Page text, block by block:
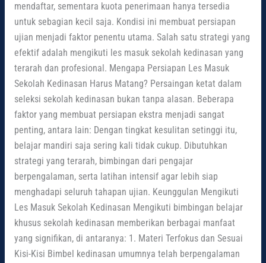
mendaftar, sementara kuota penerimaan hanya tersedia
untuk sebagian kecil saja. Kondisi ini membuat persiapan
ujian menjadi faktor penentu utama. Salah satu strategi yang
efektif adalah mengikuti les masuk sekolah kedinasan yang
terarah dan profesional. Mengapa Persiapan Les Masuk
Sekolah Kedinasan Harus Matang? Persaingan ketat dalam
seleksi sekolah kedinasan bukan tanpa alasan. Beberapa
faktor yang membuat persiapan ekstra menjadi sangat
penting, antara lain: Dengan tingkat kesulitan setinggi itu,
belajar mandiri saja sering kali tidak cukup. Dibutuhkan
strategi yang terarah, bimbingan dari pengajar
berpengalaman, serta latihan intensif agar lebih siap
menghadapi seluruh tahapan ujian. Keunggulan Mengikuti
Les Masuk Sekolah Kedinasan Mengikuti bimbingan belajar
khusus sekolah kedinasan memberikan berbagai manfaat
yang signifikan, di antaranya: 1. Materi Terfokus dan Sesuai
Kisi-Kisi Bimbel kedinasan umumnya telah berpengalaman